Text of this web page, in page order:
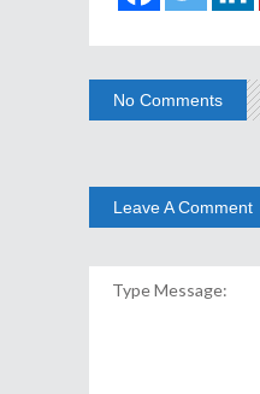
No Comments
Leave A Comment